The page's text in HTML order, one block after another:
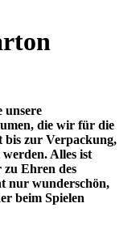
unsere
die wir für die
bis zur Verpackung,
Alles ist
Ehren des
nur wunderschön,
beim Spielen